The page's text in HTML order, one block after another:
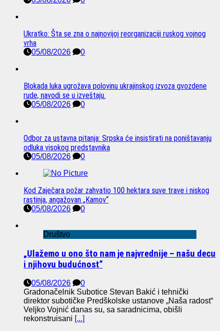
Ukratko: Šta se zna o najnovijoj reorganizaciji ruskog vojnog
vrha
05/08/2026 0
Blokada luka ugrožava polovinu ukrajinskog izvoza gvozdene
rude, navodi se u izveštaju.
05/08/2026 0
Odbor za ustavna pitanja: Srpska će insistirati na poništavanju
odluka visokog predstavnika
05/08/2026 0
Kod Zaječara požar zahvatio 100 hektara suve trave i niskog
rastinja, angažovan „Kamov“
05/08/2026 0
Društvo
„Ulažemo u ono što nam je najvrednije – našu decu
i njihovu budućnost“
05/08/2026
0
Gradonačelnik Subotice Stevan Bakić i tehnički
direktor subotičke Predškolske ustanove „Naša radost“
Veljko Vojnić danas su, sa saradnicima, obišli
rekonstruisani [...]